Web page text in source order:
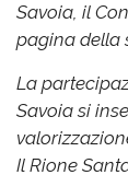
Savoia, il
pagina della
La
Savoia si
Il Rione